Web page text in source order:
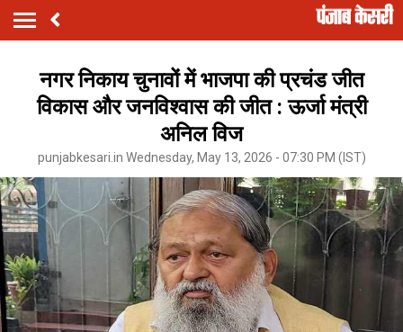
नगर निकाय चुनावों में भाजपा की प्रचंड जीत
विकास और जनविश्वास की जीत : ऊर्जा मंत्री
अनिल विज
punjabkesari.in Wednesday, May 13, 2026 - 07:30 PM (IST)